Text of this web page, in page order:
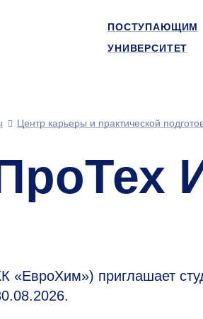
ПОСТУПАЮЩИМ
УНИВЕРСИТЕТ
Центр карьеры и практической
приглашает